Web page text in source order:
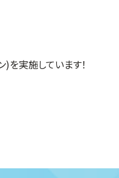
を実施しています！